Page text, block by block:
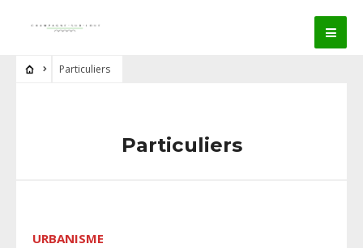
Particuliers
Particuliers
URBANISME